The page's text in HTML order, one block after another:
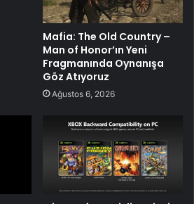
Mafia: The Old Country –
Man of Honor’ın Yeni
Fragmanında Oynanışa
Göz Atıyoruz
Ağustos 6, 2026